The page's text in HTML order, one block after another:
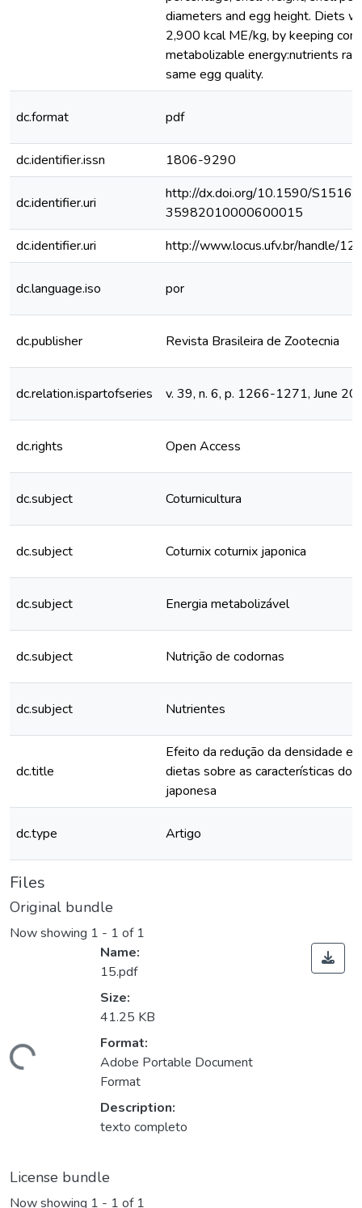
diameters and egg height. Diets
2,900 kcal ME/kg, by keeping
metabolizable energy:nutrients
same egg quality.
dc.format pdf
dc.identifier.issn 1806-9290
dc.identifier.uri
http://dx.doi.org/10.1590/S1516-
35982010000600015
dc.identifier.uri
http://www.locus.ufv.br/handle/
dc.language.iso por
dc.publisher Revista Brasileira de Zootecnia
dc.relation.ispartofseries v. 39, n. 6, p. 1266-1271, June
dc.rights Open Access
dc.subject Coturnicultura
dc.subject Coturnix coturnix japonica
dc.subject Energia metabolizável
dc.subject Nutrição de codornas
dc.subject Nutrientes
dc.title
Efeito da redução da densidade
dietas sobre as características do
japonesa
dc.type Artigo
Files
Original bundle
Now showing 1 - 1 of 1
Name:
15.pdf
Size:
41.25 KB
Format:
Adobe Portable Document
Format
Description:
texto completo
License bundle
Now showing 1 - 1 of 1